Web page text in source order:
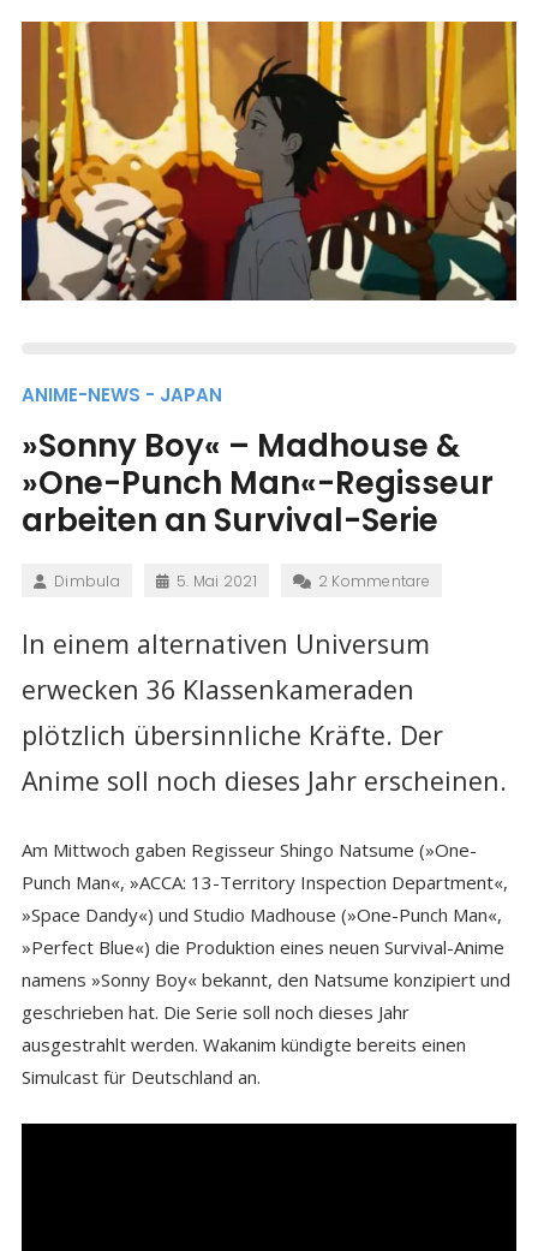
ANIME-NEWS - JAPAN
»Sonny Boy« – Madhouse &
»One-Punch Man«-Regisseur
arbeiten an Survival-Serie
Dimbula 5. Mai 2021 2 Kommentare
In einem alternativen Universum
erwecken 36 Klassenkameraden
plötzlich übersinnliche Kräfte. Der
Anime soll noch dieses Jahr erscheinen.
Am Mittwoch gaben Regisseur Shingo Natsume (»One-
Punch Man«, »ACCA: 13-Territory Inspection Department«,
»Space Dandy«) und Studio Madhouse (»One-Punch Man«,
»Perfect Blue«) die Produktion eines neuen Survival-Anime
namens »Sonny Boy« bekannt, den Natsume konzipiert und
geschrieben hat. Die Serie soll noch dieses Jahr
ausgestrahlt werden. Wakanim kündigte bereits einen
Simulcast für Deutschland an.